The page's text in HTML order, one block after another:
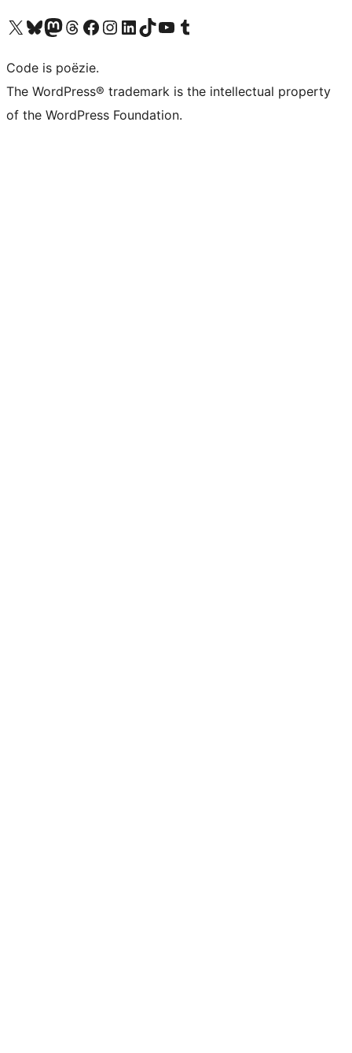
Bezoek ons X (voorheen Twitter) account
Bezoek ons Bluesky account
Bezoek ons Mastodon account
Bezoek ons Threads account
Onze Facebook pagina bezoeken
Bezoek ons Instagram account
Bezoek ons LinkedIn account
Bezoek ons TikTok account
Bezoek ons YouTube kanaalBezoek ons Tumblr account
Code is poëzie.
The WordPress® trademark is the intellectual property
of the WordPress Foundation.